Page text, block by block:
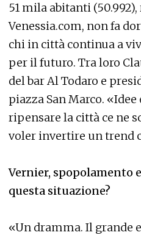
51 mila abitanti
Venessia.com, non fa
chi in città continua a
per il futuro. Tra loro
del bar Al Todaro e
piazza San Marco.
ripensare la città ce ne
voler invertire un trend
Vernier, spopolamento
questa situazione?
«Un dramma. Il grande